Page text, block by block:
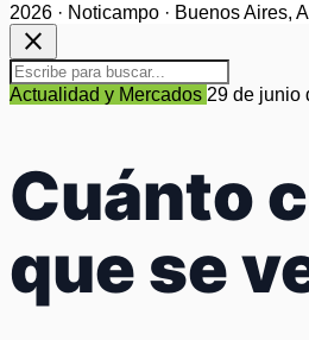
2026 · Noticampo · Buenos Aires,
close
Actualidad y Mercados 29 de junio
Cuánto
que se